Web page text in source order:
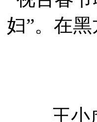
妇”。在
王小虎